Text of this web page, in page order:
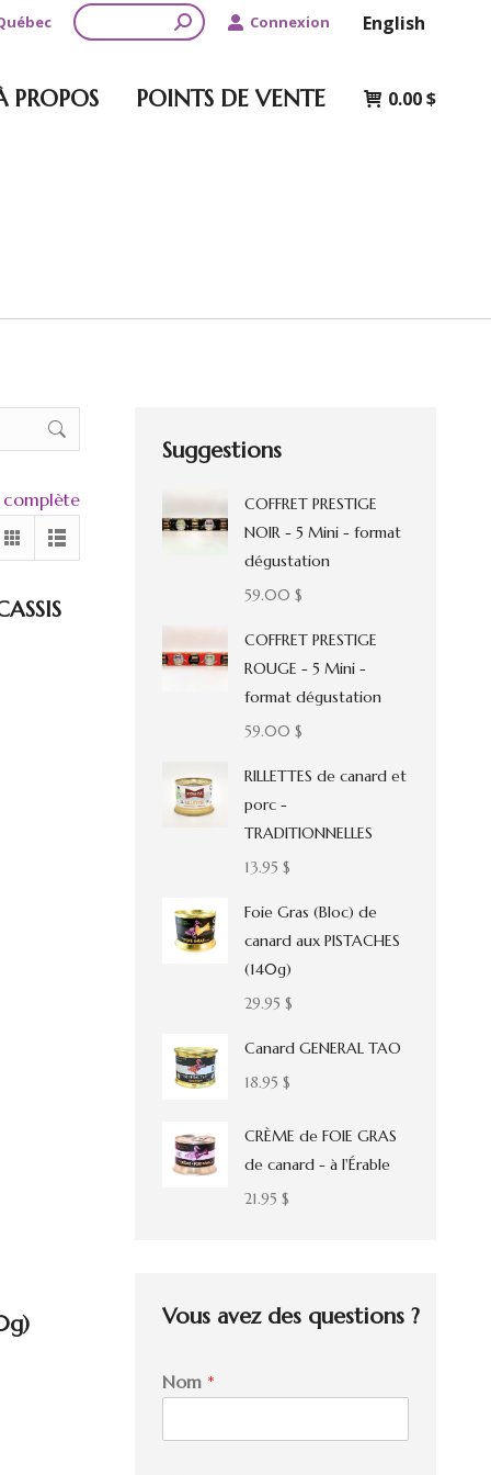
Recherche Connexion English
PROPOS POINTS DE VENTE 0.00$
complète
Suggestions
COFFRET PRESTIGE
NOIR - 5 Mini - format
dégustation
59.00 $
COFFRET PRESTIGE
ROUGE - 5 Mini -
format dégustation
59.00 $
RILLETTES de canard et
porc -
TRADITIONNELLES
13.95 $
Foie Gras (Bloc) de
canard aux PISTACHES
(140g)
29.95 $
Canard GENERAL TAO
18.95 $
CRÈME de FOIE GRAS
de canard - à l'Érable
21.95 $
Vous avez des questions ?
Nom *